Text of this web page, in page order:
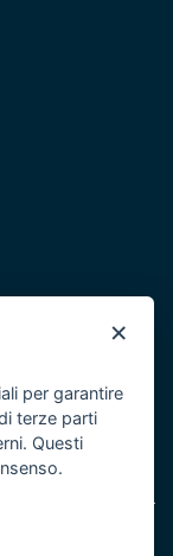
2014/2020 -
×
per garantire
terze parti
Questi